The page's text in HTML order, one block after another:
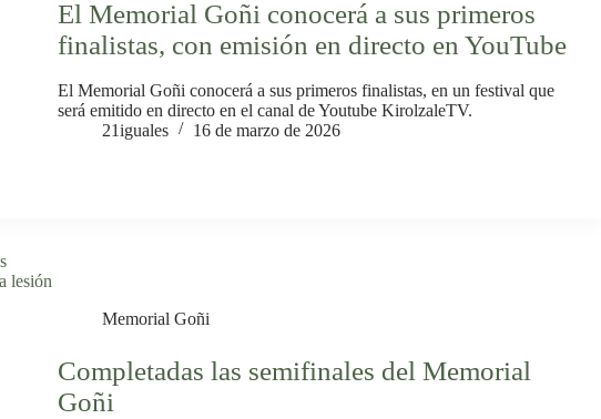
El Memorial Goñi conocerá a sus primeros
finalistas, con emisión en directo en YouTube
El Memorial Goñi conocerá a sus primeros finalistas, en un festival que
será emitido en directo en el canal de Youtube KirolzaleTV.
21iguales
16 de marzo de 2026
Memorial Goñi
Completadas las semifinales del Memorial
Goñi